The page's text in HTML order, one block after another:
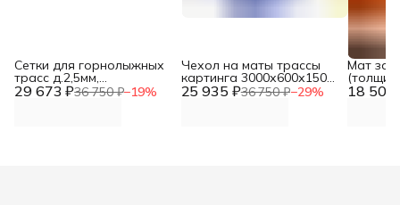
29 673 ₽36 750 ₽−19%
Сетки для горнолыжных
трасс д.2,5мм,
яч.100х100м, цвет - 25 935 ₽36 750 ₽−29%
Чехол на маты трассы
картинга 3000х600х1500
мм DNN 18 500
Мат